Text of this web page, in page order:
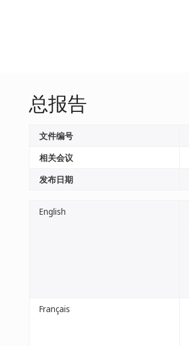
总报告
文件编号
相关会议
发布日期
English
Français